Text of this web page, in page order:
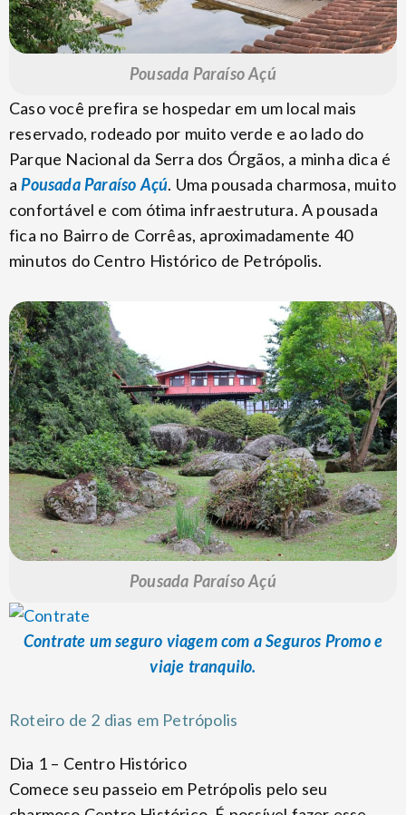
Pousada Paraíso Açú
Caso você prefira se hospedar em um local mais
reservado, rodeado por muito verde e ao lado do
Parque Nacional da Serra dos Órgãos, a minha dica é
aPousada Paraíso Açú. Uma pousada charmosa, muito
confortável e com ótima infraestrutura. A pousada
fica no Bairro de Corrêas, aproximadamente 40
minutos do Centro Histórico de Petrópolis.
Pousada Paraíso Açú
Contrate um seguro viagem com a Seguros Promo e
viaje tranquilo.
Roteiro de 2 dias em Petrópolis
Dia 1 – Centro Histórico
Comece seu passeio em Petrópolis pelo seu